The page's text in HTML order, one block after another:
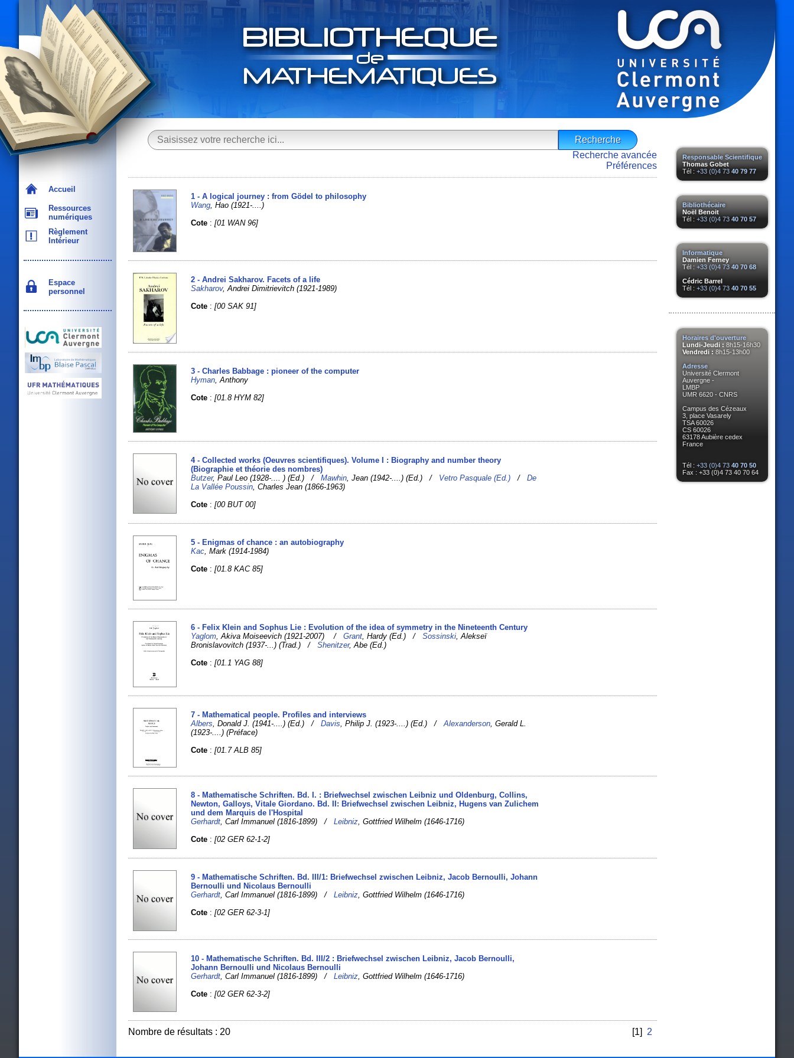
Accueil
Ressources
numériques
Règlement
Intérieur
Espace
personnel
Responsable Scientifique
Thomas Gobet
Tél : +33 (0)4 73 40 79 77
Bibliothécaire
Noël Benoit
Tél : +33 (0)4 73 40 70 57
Informatique
Damien Ferney
Tél : +33 (0)4 73 40 70 68
Cédric Barrel
Tél : +33 (0)4 73 40 70 55
Horaires d'ouverture
Lundi-Jeudi : 8h15-16h30
Vendredi : 8h15-13h00
Adresse
Université Clermont
Auvergne -
LMBP
UMR 6620 - CNRS
Campus des Cézeaux
3, place Vasarely
TSA 60026
CS 60026
63178 Aubière cedex
France
Tél : +33 (0)4 73 40 70 50
Fax : +33 (0)4 73 40 70 64
Recherche avancée
Préférences
1 - A logical journey : from Gödel to philosophy
Wang , Hao (1921-....)
Cote :[01 WAN 96]
2 - Andrei Sakharov. Facets of a life
Sakharov, Andrei Dimitrievitch (1921-1989)
Cote :[00 SAK 91]
3 - Charles Babbage : pioneer of the computer
Hyman , Anthony
Cote :[01.8 HYM 82]
4 - Collected works (Oeuvres scientifiques). Volume I : Biography and number theory
(Biographie et théorie des nombres)
Butzer, Paul Leo (1928-.... ) (Ed.) /Mawhin , Jean (1942-....) (Ed.) / Vetro Pasquale (Ed.) /De
La Vallée Poussin , Charles Jean (1866-1963)
Cote :[00 BUT 00]
5 - Enigmas of chance : an autobiography
Kac , Mark (1914-1984)
Cote :[01.8 KAC 85]
6 - Felix Klein and Sophus Lie : Evolution of the idea of symmetry in the Nineteenth Century
Yaglom, Akiva Moiseevich (1921-2007) /Grant, Hardy (Ed.) /Sossinski, Alekseï
Bronislavovitch (1937-...) (Trad.) /Shenitzer, Abe (Ed.)
Cote :[01.1 YAG 88]
7 - Mathematical people. Profiles and interviews
Albers, Donald J. (1941-....) (Ed.) /Davis, Philip J. (1923-....) (Ed.) /Alexanderson, Gerald L.
(1923-....) (Préface)
Cote :[01.7 ALB 85]
8 - Mathematische Schriften. Bd. I. : Briefwechsel zwischen Leibniz und Oldenburg, Collins,
Newton, Galloys, Vitale Giordano. Bd. II: Briefwechsel zwischen Leibniz, Hugens van Zulichem
und dem Marquis de l'Hospital
Gerhardt, Carl Immanuel (1816-1899) /Leibniz, Gottfried Wilhelm (1646-1716)
Cote :[02 GER 62-1-2]
9 - Mathematische Schriften. Bd. III/1: Briefwechsel zwischen Leibniz, Jacob Bernoulli, Johann
Bernoulli und Nicolaus Bernoulli
Gerhardt, Carl Immanuel (1816-1899) /Leibniz, Gottfried Wilhelm (1646-1716)
Cote :[02 GER 62-3-1]
10 - Mathematische Schriften. Bd. III/2 : Briefwechsel zwischen Leibniz, Jacob Bernoulli,
Johann Bernoulli und Nicolaus Bernoulli
Gerhardt , Carl Immanuel (1816-1899) /Leibniz , Gottfried Wilhelm (1646-1716)
Cote :[02 GER 62-3-2]
Nombre de résultats : 20 [1] 2